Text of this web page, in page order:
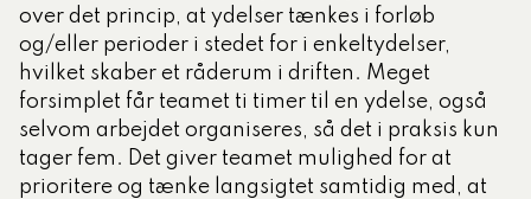
over det princip, at ydelser tænkes i forløb
og/eller perioder i stedet for i enkeltydelser,
hvilket skaber et råderum i driften. Meget
forsimplet får teamet ti timer til en ydelse, også
selvom arbejdet organiseres, så det i praksis kun
tager fem. Det giver teamet mulighed for at
prioritere og tænke langsigtet samtidig med, at